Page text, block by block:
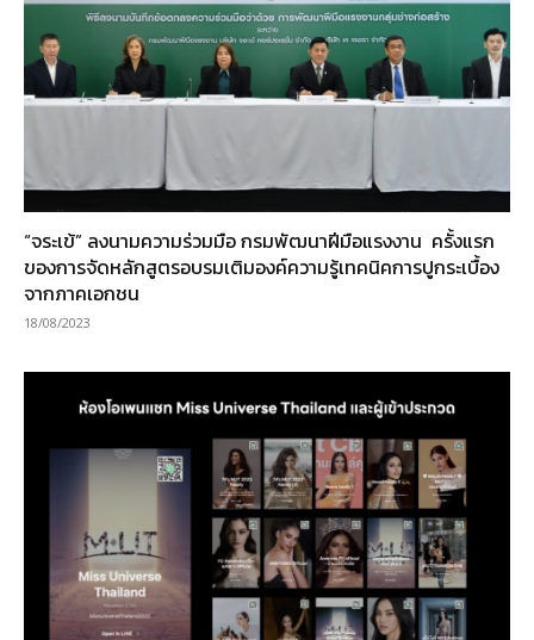
“จระเข้” ลงนามความร่วมมือ กรมพัฒนาฝีมือแรงงาน ครั้งแรก
ของการจัดหลักสูตรอบรมเติมองค์ความรู้เทคนิคการปูกระเบื้อง
จากภาคเอกชน
18/08/2023